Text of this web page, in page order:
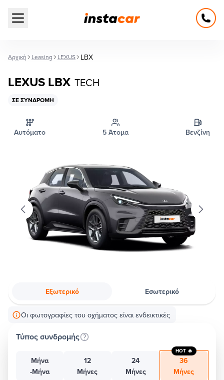
Open main menu
Αρχική Leasing LEXUS LBX
LEXUS LBX TECH
ΣΕ ΣΥΝΔΡΟΜΉ
Αυτόματο 5 Άτομα Βενζίνη
Εξωτερικό Εσωτερικό
Οι φωτογραφίες του οχήματος είναι ενδεικτικές
Τύπος συνδρομής
Μήνα
-Μήνα
12
Μήνες
24
Μήνες
36
Μήνες
HOT 🔥